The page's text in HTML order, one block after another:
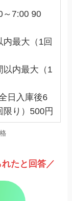
～7:00 90
最大（1回
以内最大（1
入庫後6
限り）500円
たと回答／